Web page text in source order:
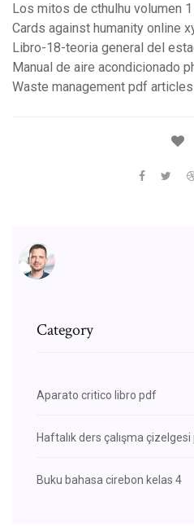
Los mitos de cthulhu volumen
Cards against humanity online
Libro-18-teoria general del
Manual de aire acondicionado
Waste management pdf articles
Category
Aparato critico libro pdf
Haftalık ders çalışma
Buku bahasa cirebon kelas 4